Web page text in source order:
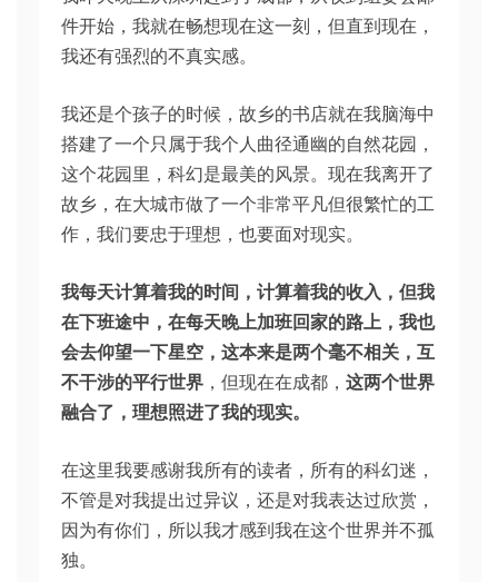
件开始，我就在畅想现在这一刻，但直到现在，
我还有强烈的不真实感。
我还是个孩子的时候，故乡的书店就在我脑海中
搭建了一个只属于我个人曲径通幽的自然花园，
这个花园里，科幻是最美的风景。现在我离开了
故乡，在大城市做了一个非常平凡但很繁忙的工
作，我们要忠于理想，也要面对现实。
我每天计算着我的时间，计算着我的收入，但我
在下班途中，在每天晚上加班回家的路上，我也
会去仰望一下星空，这本来是两个毫不相关，互
不干涉的平行世界 ，但现在在成都， 这两个世界
融合了，理想照进了我的现实。
在这里我要感谢我所有的读者，所有的科幻迷，
不管是对我提出过异议，还是对我表达过欣赏，
因为有你们，所以我才感到我在这个世界并不孤
独。